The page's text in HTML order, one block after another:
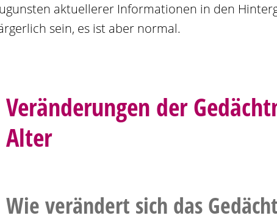
aktuellerer Informationen in den
sein, es ist aber normal.
Veränderungen der
Alter
Wie verändert sich das